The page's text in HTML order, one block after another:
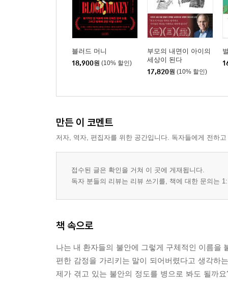
블러드 머니
18,900원 (10% 할인)
부모의 내면이 아이의
세상이 된다
17,820원 (10% 할인)
만든 이 코멘트
저자, 역자, 편집자를 위한 공간입니다. 독자들에게 전하
접수된 글은 확인을 거쳐 이 곳에 게재됩니다.
독자 분들의 리뷰는 리뷰 쓰기를, 책에 대한 문의는
책 속으로
나는 내 환자들의 불안에 그렇게 구체적인 이름을
편한 감정을 가리키는 말이 되어버렸다고 생각하
제가 겪고 있는 불안의 정도를 병으로 봐도 될까